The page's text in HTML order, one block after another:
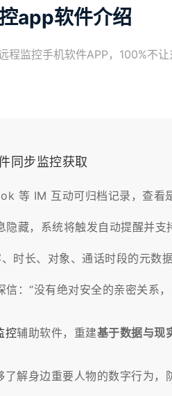
app软件介绍
监控手机软件APP，100%不让
同步监控获取
等 IM 互动可归档记录，查看
藏，系统将触发自动提醒并支
时长、对象、通话时段的元数据
：“没有绝对安全的亲密关系
控辅助软件，重建基于数据与现
解身边重要人物的数字行为，